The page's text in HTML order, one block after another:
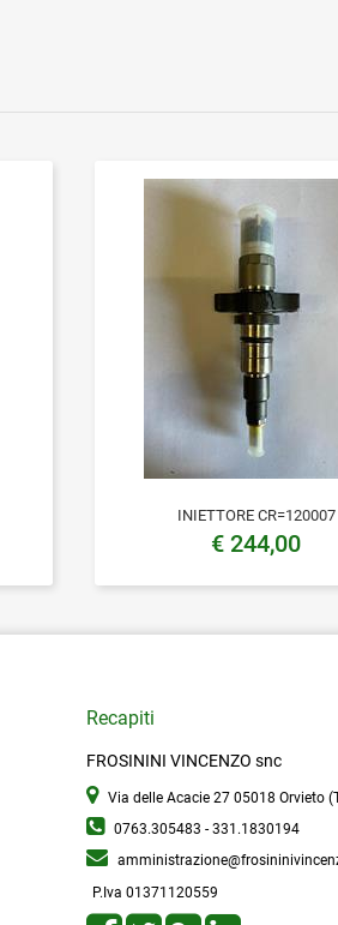
INIETTORE CR=120007
€ 244,00
Recapiti
FROSININI VINCENZO snc
Via delle Acacie 2705018 Orvieto
0763.305483 - 331.1830194
P.Iva 01371120559